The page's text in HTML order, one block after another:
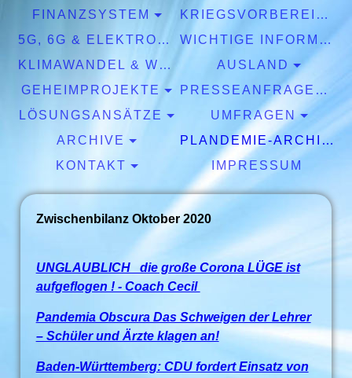
FINANZSYSTEM
KRIEGSVORBEREITUNGEN
5G, 6G & ELEKTROSMOG
WICHTIGE INFORMATIONEN
KLIMAWANDEL & WETTER
AUSLAND
GEHEIMPROJEKTE
PRESSEANFRAGEN & EXPERTISEN
LÖSUNGSANSÄTZE
UMFRAGEN
ARCHIVE
PLANDEMIE-ARCHIV
KONTAKT
IMPRESSUM
Zwischenbilanz Oktober 2020
UNGLAUBLICH die große Corona LÜGE ist
aufgeflogen ! - Coach Cecil
Pandemia Obscura Das Schweigen der Lehrer
– Schüler und Ärzte klagen an!
Baden-Württemberg: CDU fordert Einsatz von